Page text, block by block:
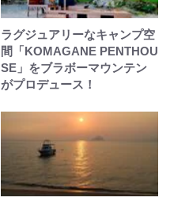
ラグジュアリーなキャンプ空
間「KOMAGANE PENTHOU
SE」をブラボーマウンテン
がプロデュース！